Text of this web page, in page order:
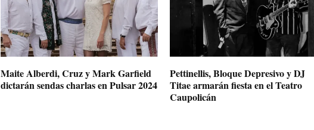
Maite Alberdi, Cruz y Mark Garfield
dictarán sendas charlas en Pulsar 2024
Pettinellis, Bloque Depresivo y DJ
Titae armarán fiesta en el Teatro
Caupolicán